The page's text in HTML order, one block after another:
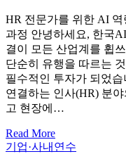
HR 전문가를 위한 AI
과정 안녕하세요, 한국
결이 모든 산업계를 휩
단순히 유행을 따르는
필수적인 투자가 되었
연결하는 인사(HR) 분
고 현장에…
Read More
Categories
기업·사내연수